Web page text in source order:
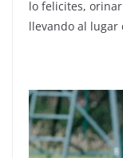
lo felicites,
llevando al lugar